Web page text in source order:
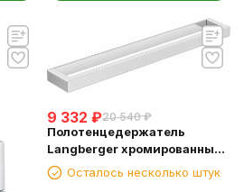
9 332 ₽20 540 ₽
Полотенцедержатель
Langberger хромированный
к стене одинарный 45 см
30001D
Осталось несколько штук